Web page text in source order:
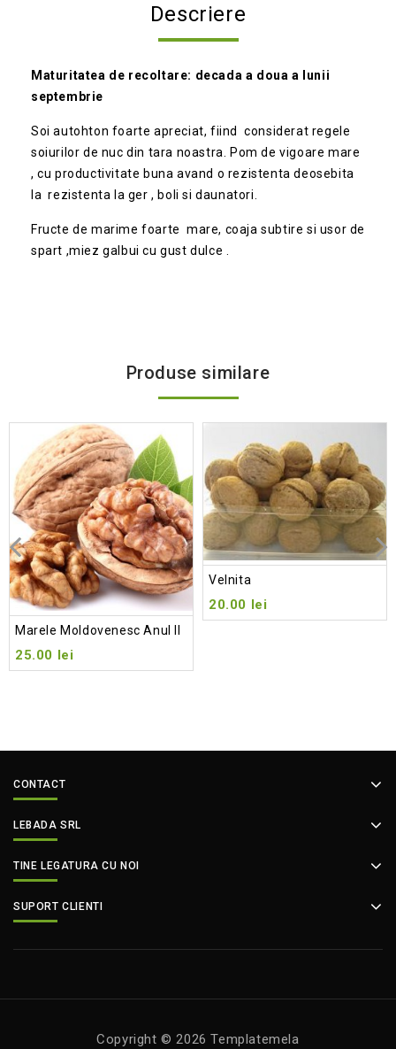
Descriere
Maturitatea de recoltare: decada a doua a lunii
septembrie
Soi autohton foarte apreciat, fiind considerat regele
soiurilor de nuc din tara noastra. Pom de vigoare mare
, cu productivitate buna avand o rezistenta deosebita
la rezistenta la ger , boli si daunatori.
Fructe de marime foarte mare, coaja subtire si usor de
spart ,miez galbui cu gust dulce .
Produse similare
Marele Moldovenesc Anul II
25.00 lei
Velnita
20.00 lei
CONTACT
LEBADA SRL
TINE LEGATURA CU NOI
SUPORT CLIENTI
Copyright © 2026 Templatemela